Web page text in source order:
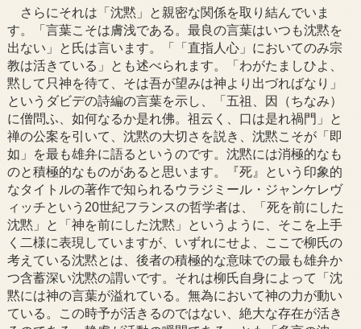
さらにそれは「沈黙」と親密な関係を取り結んでいま
す。「言葉こそは膚浅である。最良の言葉はいつも沈黙を
出ない」と氏は言います。「「直指人心」においてのみ宗
教は活きている」とも述べられます。「わがたましひよ、
黙して只神を待て、そは吾が望みは神より出づればなり」
というダビデの詩編の言葉を示し、「五祖、因（ちなみ）
に僧問ふ、如何なるか是れ佛。祖云く、口は是れ禍門」と
禅の公案を引いて、沈黙の大切さを説き、沈黙こそが「即
如」を最も雄弁に語るというのです。沈黙には消極的なも
のと積極的なものがあると思います。『死』という印象的
なタイトルの著作で知られるウラジミール・ジャンケレヴ
ィッチという20世紀フランスの哲学者は、「死を前にした
沈黙」と「神を前にした沈黙」というように、そこを上手
く二様に表現していますが、いずれにせよ、ここで柳氏の
考えている沈黙とは、後者の積極的な意味での最も雄弁か
つ含蓄深い沈黙の謂いです。それは柳氏自身によって「沈
黙には神の言葉が溢れている。無為において神の力が動い
ている。この時予が活きるのではない、絶大な存在が活き